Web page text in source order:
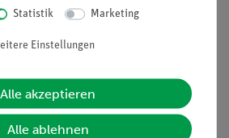
Bewegungen
genauer kennen lernen.
Statistik Marketing
Einstellungen
Alle akzeptieren
Alle ablehnen